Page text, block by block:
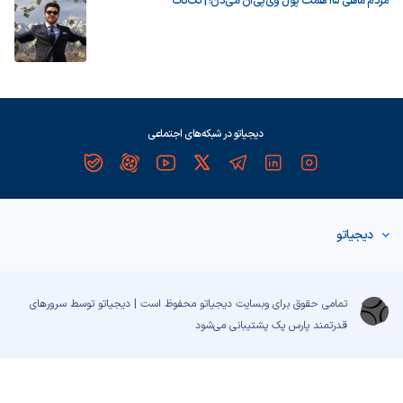
دیجیاتو در شبکه‌های اجتماعی
دیجیاتو
تمامی حقوق برای وبسایت دیجیاتو محفوظ است | دیجیاتو توسط سرورهای
قدرتمند پارس پک پشتیبانی می‌شود